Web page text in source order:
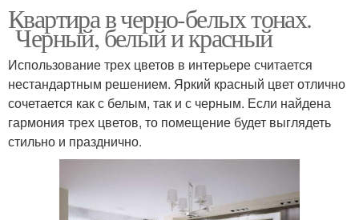
Квартира в черно-белых тонах.
Черный, белый и красный
Использование трех цветов в интерьере считается
нестандартным решением. Яркий красный цвет отлично
сочетается как с белым, так и с черным. Если найдена
гармония трех цветов, то помещение будет выглядеть
стильно и празднично.